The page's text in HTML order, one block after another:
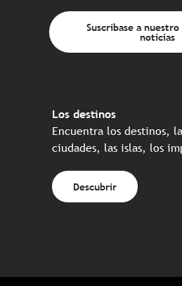
Suscríbase a
noticias
Los destinos
Encuentra los destinos,
ciudades, las islas, los
Descubrir